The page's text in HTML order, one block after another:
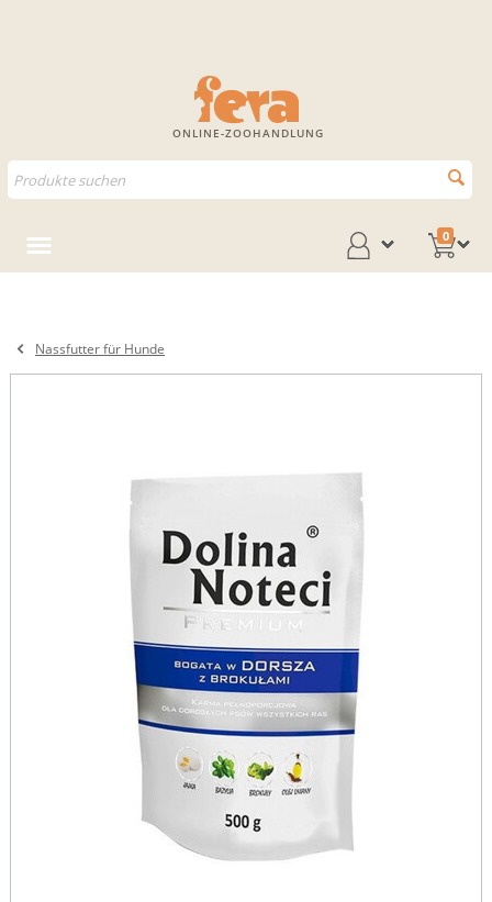
ONLINE-ZOOHANDLUNG
0
Nassfutter für Hunde